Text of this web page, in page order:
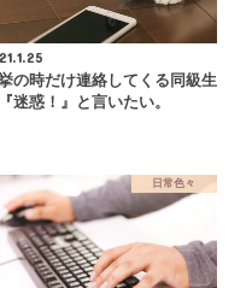
の時だけ連絡してくる同級生
迷惑！』と言いたい。
日常色々